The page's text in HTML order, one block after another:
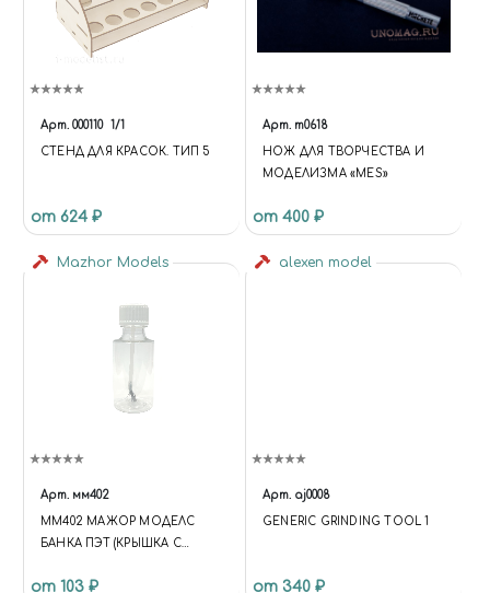
Арт. 000110 1/1
СТЕНД ДЛЯ КРАСОК. ТИП 5
от 624 ₽
Арт. m0618
НОЖ ДЛЯ ТВОРЧЕСТВА И
МОДЕЛИЗМА «MES»
от 400 ₽
Mazhor Models
Арт. мм402
ММ402 МАЖОР МОДЕЛС
БАНКА ПЭТ (КРЫШКА С
от 103 ₽
alexen model
Арт. aj0008
GENERIC GRINDING TOOL 1
от 340 ₽